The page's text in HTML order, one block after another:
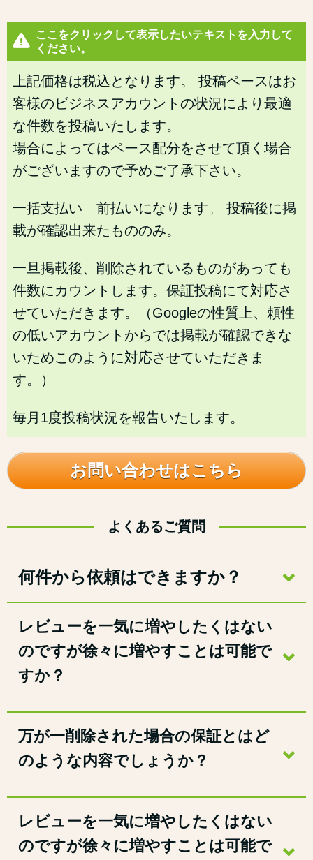
ここをクリックして表示したいテキストを入力して
ください。
上記価格は税込となります。 投稿ペースはお
客様のビジネスアカウントの状況により最適
な件数を投稿いたします。
場合によってはペース配分をさせて頂く場合
がございますので予めご了承下さい。
一括支払い 前払いになります。 投稿後に掲
載が確認出来たもののみ。
一旦掲載後、削除されているものがあっても
件数にカウントします。保証投稿にて対応さ
せていただきます。（Googleの性質上、頼性
の低いアカウントからでは掲載が確認できな
いためこのように対応させていただきま
す。）
毎月1度投稿状況を報告いたします。
お問い合わせはこちら
よくあるご質問
何件から依頼はできますか？
レビューを一気に増やしたくはない
のですが徐々に増やすことは可能で
すか？
万が一削除された場合の保証とはど
のような内容でしょうか？
レビューを一気に増やしたくはない
のですが徐々に増やすことは可能で